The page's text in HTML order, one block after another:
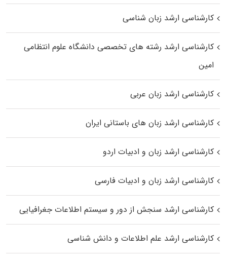
کارشناسی ارشد زبان شناسی
کارشناسی ارشد رﺷﺘﻪ ﻫﺎی تخصصی داﻧﺸﮕﺎه ﻋﻠﻮم انتظامی
اﻣﻴﻦ
کارشناسی ارشد زبان عربی
کارشناسی ارشد زبان‌ های باستانی ایران
کارشناسی ارشد زبان و ادبیات اردو
کارشناسی ارشد زبان و ادبیات فارسی
کارشناسی ارشد سنجش از دور و سیستم اطلاعات جغرافیایی
کارشناسی ارشد علم اطلاعات و دانش شناسی